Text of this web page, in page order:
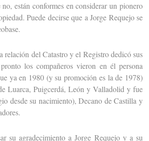
están conformes en considerar un pionero
Puede decirse que a Jorge Requejo se
del Catastro y el Registro dedicó sus
los compañeros vieron en él persona
ya en 1980 (y su promoción es la de 1978)
Luarca, Puigcerdá, León y Valladolid y fue
desde su nacimiento), Decano de Castilla y
agradecimiento a Jorge Requejo y a su